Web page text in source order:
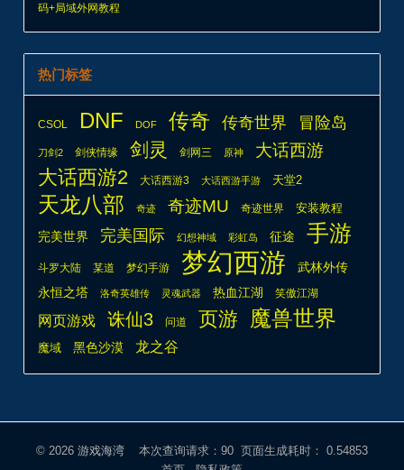
码+局域外网教程
热门标签
CSOL DNF DOF 传奇 传奇世界 冒险岛
刀剑2 剑侠情缘 剑灵 剑网三 原神 大话西游
大话西游2 大话西游3 大话西游手游 天堂2
天龙八部 奇迹 奇迹MU 奇迹世界 安装教程
完美世界 完美国际 幻想神域 彩虹岛 征途 手游
斗罗大陆 某道 梦幻手游 梦幻西游
武林外传
永恒之塔
洛奇英雄传 灵魂武器 热血江湖 笑傲江湖
网页游戏 诛仙3 问道 页游 魔兽世界
魔域 黑色沙漠 龙之谷
© 2026 游戏海湾 本次查询请求：90 页面生成耗时： 0.54853